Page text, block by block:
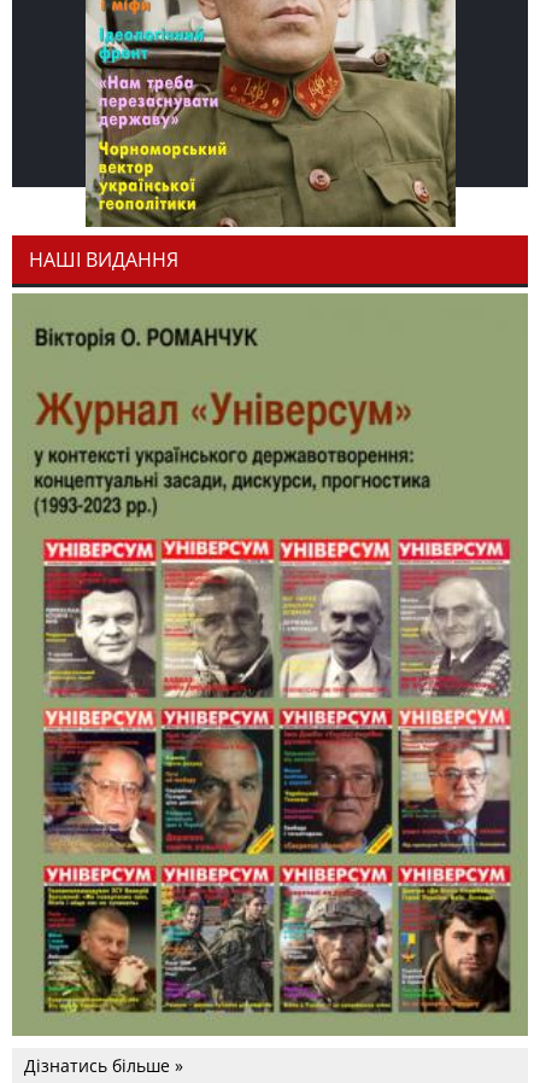
НАШІ ВИДАННЯ
Дізнатись більше »